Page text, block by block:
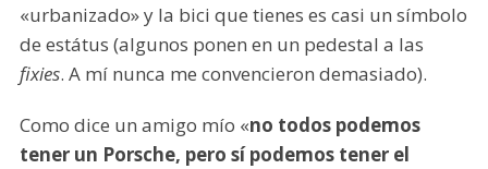
«urbanizado» y la bici que tienes es casi un símbolo
de estátus (algunos ponen en un pedestal a las
fixies. A mí nunca me convencieron demasiado).
Como dice un amigo mío «no todos podemos
tener un Porsche, pero sí podemos tener el